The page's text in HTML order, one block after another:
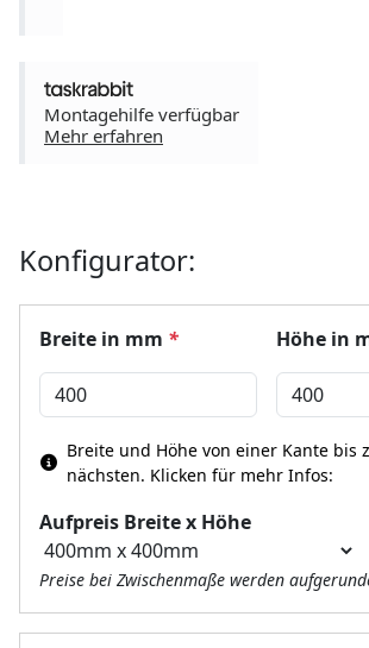
Montagehilfe verfügbar
Mehr erfahren
Konfigurator:
Breite in mm * Höhe in
Aufpreis Breite x Höhe
Breite und Höhe von einer Kante bis
nächsten. Klicken für mehr Infos:
Preise bei Zwischenmaße werden